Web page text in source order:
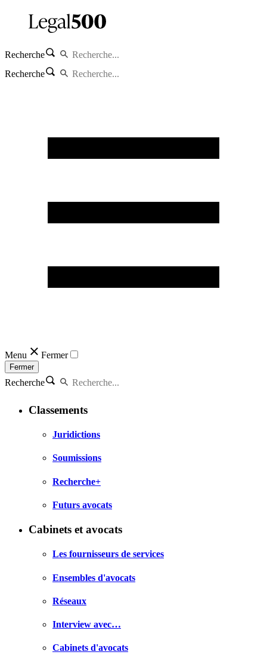
Recherche
Recherche
Menu Fermer
Fermer
Recherche
Classements
Juridictions
Soumissions
Recherche+
Futurs avocats
Cabinets et avocats
Les fournisseurs de services
Ensembles d'avocats
Réseaux
Interview avec…
Cabinets d'avocats